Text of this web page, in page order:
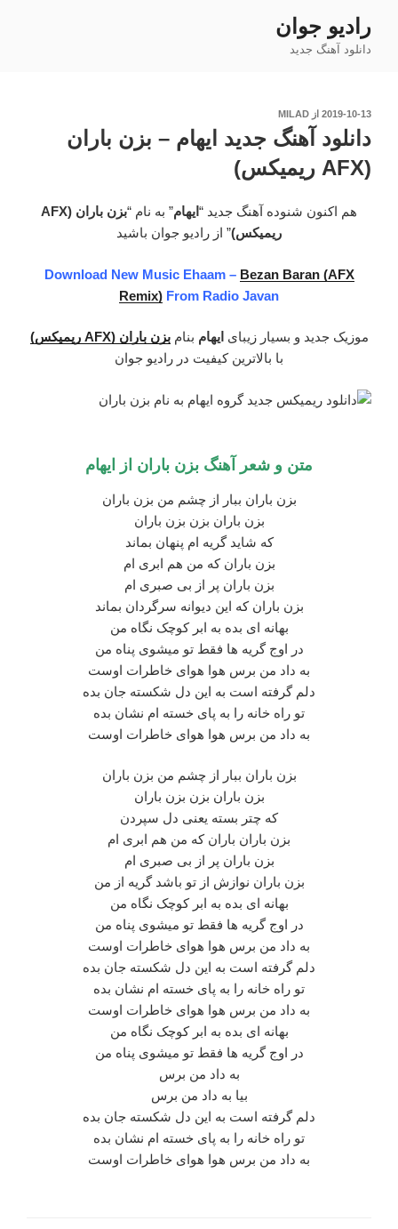
محتوا
رادیو جوان
دانلود آهنگ جدید
نوشته‌شده
2019-10-13 از MILAD
دانلود آهنگ جدید ایهام – بزن باران
(AFX ریمیکس)
هم اکنون شنوده آهنگ جدید “ ایهام” به نام “
بزن باران (AFX
ریمیکس)” از رادیو جوان باشید
Download New Music Ehaam – Bezan Baran (AFX
Remix) From Radio Javan
موزیک جدید و بسیار زیبای ایهام بنامبزن باران (AFX ریمیکس)
با بالاترین کیفیت در رادیو جوان
متن و شعر آهنگ بزن باران از ایهام
بزن باران ببار از چشم من بزن باران
بزن باران بزن بزن باران
که شاید گریه ام پنهان بماند
بزن باران که من هم ابری ام
بزن باران پر از بی صبری ام
بزن باران که این دیوانه سرگردان بماند
بهانه ای بده به ابر کوچک نگاه من
در اوج گریه ها فقط تو میشوی پناه من
به داد من برس هوا هوای خاطرات اوست
دلم گرفته است به این دل شکسته جان بده
تو راه خانه را به پای خسته ام نشان بده
به داد من برس هوا هوای خاطرات اوست
بزن باران ببار از چشم من بزن باران
بزن باران بزن بزن باران
که چتر بسته یعنی دل سپردن
بزن باران باران که من هم ابری ام
بزن باران پر از بی صبری ام
بزن باران نوازش از تو باشد گریه از من
بهانه ای بده به ابر کوچک نگاه من
در اوج گریه ها فقط تو میشوی پناه من
به داد من برس هوا هوای خاطرات اوست
دلم گرفته است به این دل شکسته جان بده
تو راه خانه را به پای خسته ام نشان بده
به داد من برس هوا هوای خاطرات اوست
بهانه ای بده به ابر کوچک نگاه من
در اوج گریه ها فقط تو میشوی پناه من
به داد من برس
بیا به داد من برس
دلم گرفته است به این دل شکسته جان بده
تو راه خانه را به پای خسته ام نشان بده
به داد من برس هوا هوای خاطرات اوست